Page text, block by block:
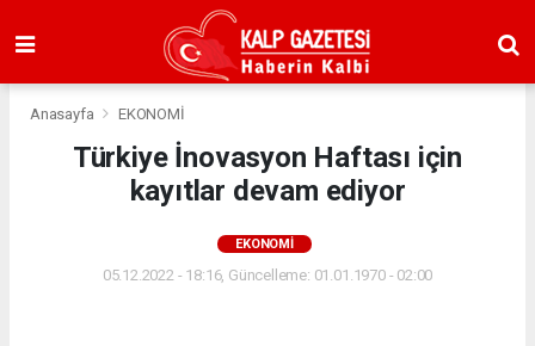
Anasayfa EKONOMİ
Türkiye İnovasyon Haftası için
kayıtlar devam ediyor
EKONOMİ
05.12.2022 - 18:16, Güncelleme: 01.01.1970 - 02:00